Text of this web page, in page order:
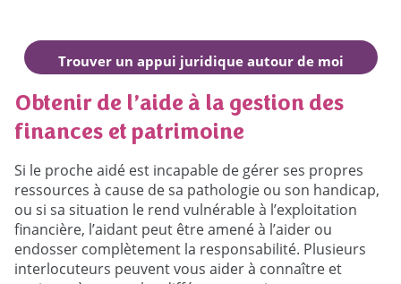
Trouver un appui juridique autour de moi
Obtenir de l’aide à la gestion des
finances et patrimoine
Si le proche aidé est incapable de gérer ses propres
ressources à cause de sa pathologie ou son handicap,
ou si sa situation le rend vulnérable à l’exploitation
financière, l’aidant peut être amené à l’aider ou
endosser complètement la responsabilité. Plusieurs
interlocuteurs peuvent vous aider à connaître et